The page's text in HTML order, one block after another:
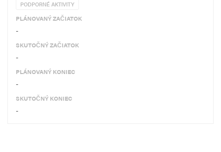
PODPORNÉ AKTIVITY
PLÁNOVANÝ ZAČIATOK
-
SKUTOČNÝ ZAČIATOK
-
PLÁNOVANÝ KONIEC
-
SKUTOČNÝ KONIEC
-